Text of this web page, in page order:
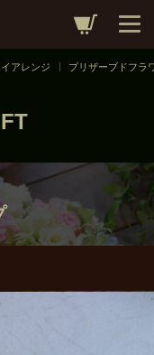
アレンジ プリザーブドフラ